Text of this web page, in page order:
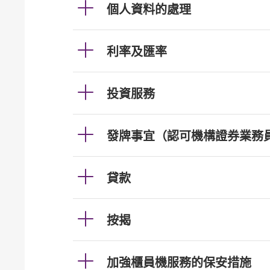
個人資料的處理
利率及匯率
投資服務
發牌事宜（認可機構證券業務
貸款
按揭
加強櫃員機服務的保安措施